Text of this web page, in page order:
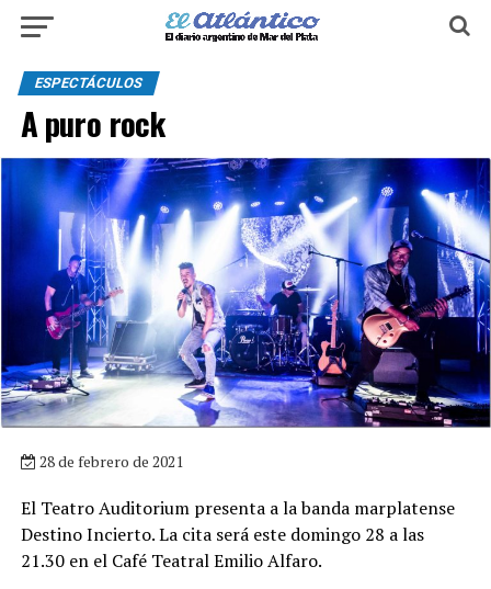
ESPECTÁCULOS
A puro rock
28 de febrero de 2021
El Teatro Auditorium presenta a la banda marplatense
Destino Incierto. La cita será este domingo 28 a las
21.30 en el Café Teatral Emilio Alfaro.